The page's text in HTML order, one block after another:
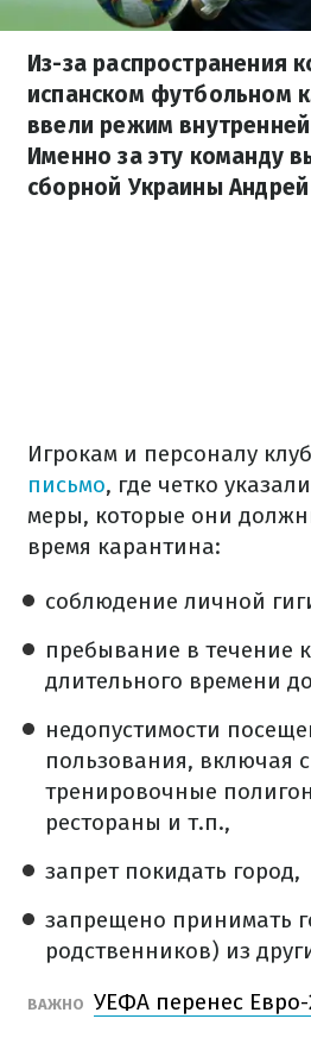
Из-за распространения
испанском футбольном
ввели режим
Именно за эту команду
сборной Украины
Игрокам и персоналу
письмо, где четко
меры, которые они
время карантина:
соблюдение личной
пребывание в течение
длительного времени
недопустимости
пользования, включая
тренировочные
рестораны и т.п.,
запрет покидать город,
запрещено принимать
родственников) из
ВАЖНО УЕФА перенес Евро-